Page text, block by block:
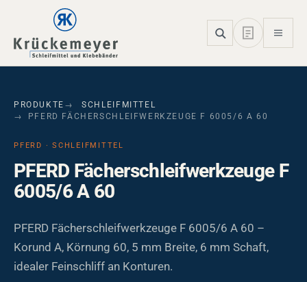
Skip to main navigation
Skip to main content
Skip to page footer
PRODUKTE
SCHLEIFMITTEL
PFERD FÄCHERSCHLEIFWERKZEUGE F 6005/6 A 60
PFERD · SCHLEIFMITTEL
PFERD Fächerschleifwerkzeuge F
6005/6 A 60
PFERD Fächerschleifwerkzeuge F 6005/6 A 60 –
Korund A, Körnung 60, 5 mm Breite, 6 mm Schaft,
idealer Feinschliff an Konturen.